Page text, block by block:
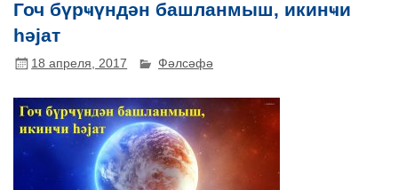
Гоч бүрҹүндән башланмыш, икинҹи
һәjат
18 апреля, 2017 Фәлсәфә